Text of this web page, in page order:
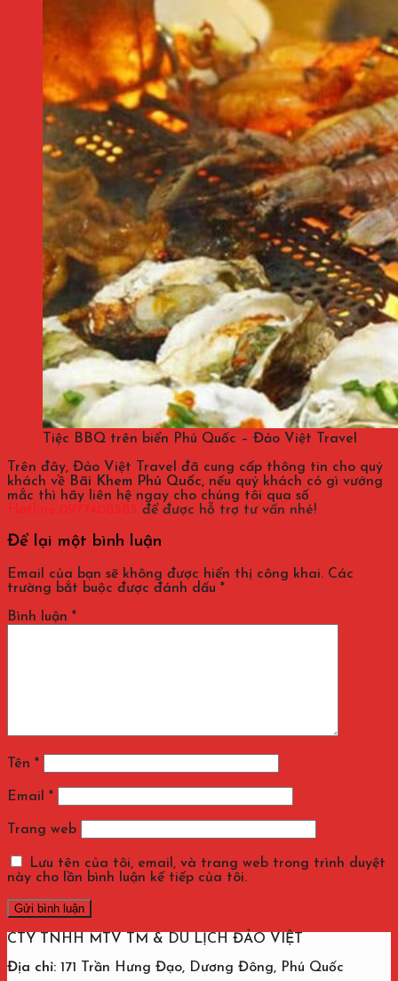
Tiệc BBQ trên biển Phú Quốc – Đảo Việt Travel
Trên đây, Đảo Việt Travel đã cung cấp thông tin cho quý
khách về Bãi Khem Phú Quốc, nếu quý khách có gì vướng
mắc thì hãy liên hệ ngay cho chúng tôi qua số
để được hỗ trợ tư vấn nhé!
Để lại một bình luận
Email của bạn sẽ không được hiển thị công khai. Các
trường bắt buộc được đánh dấu *
Bình luận *
Tên *
Email *
Trang web
Lưu tên của tôi, email, và trang web trong trình duyệt
này cho lần bình luận kế tiếp của tôi.
CTY TNHH MTV TM & DU LỊCH ĐẢO VIỆT
Địa chỉ: 171 Trần Hưng Đạo, Dương Đông, Phú Quốc